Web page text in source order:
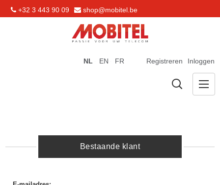
+32 3 443 90 09 shop@mobitel.be
Registreren Inloggen
NL EN FR
Bestaande klant